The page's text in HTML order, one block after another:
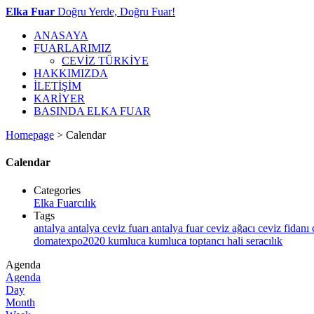
Elka Fuar Doğru Yerde, Doğru Fuar!
ANASAYA
FUARLARIMIZ
CEVİZ TÜRKİYE
HAKKIMIZDA
İLETİŞİM
KARİYER
BASINDA ELKA FUAR
Homepage > Calendar
Calendar
Categories
Elka Fuarcılık
Tags
antalya antalya ceviz fuarı antalya fuarceviz ağacı ceviz fidanı
domatexpo2020 kumluca kumluca toptancı hali seracılık
Agenda
Agenda
Day
Month